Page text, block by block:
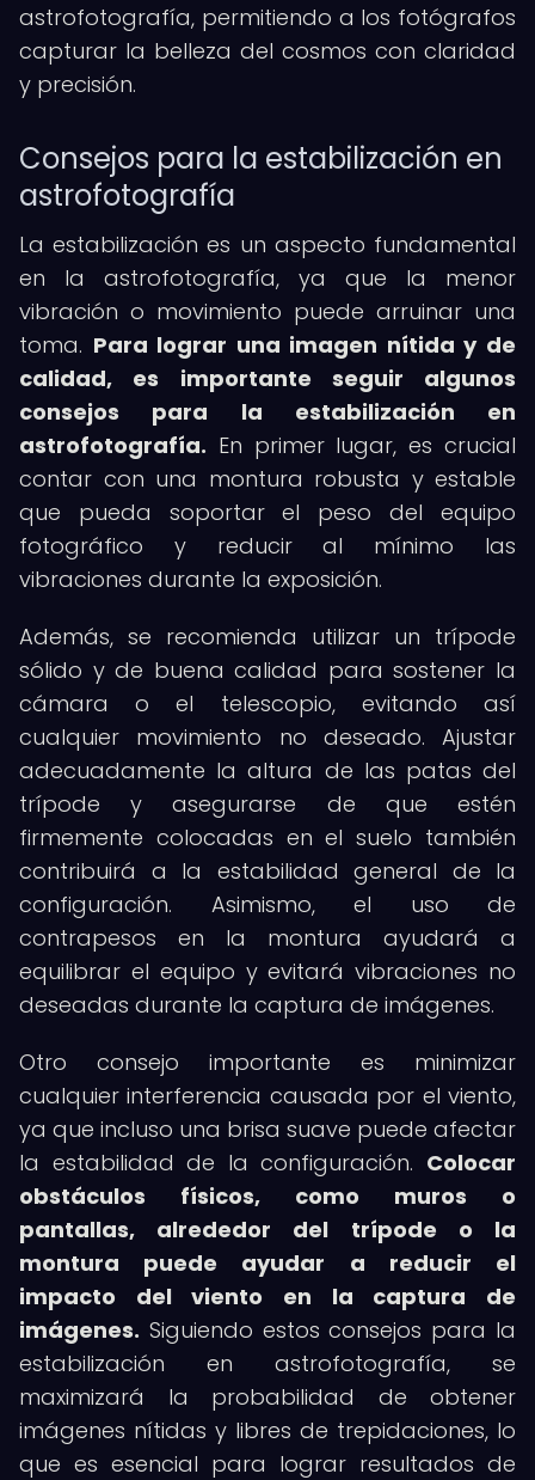
astrofotografía, permitiendo a los fotógrafos
capturar la belleza del cosmos con claridad
y precisión.
Consejos para la estabilización en
astrofotografía
La estabilización es un aspecto fundamental
en la astrofotografía, ya que la menor
vibración o movimiento puede arruinar una
toma. Para lograr una imagen nítida y de
calidad, es importante seguir algunos
consejos para la estabilización en
astrofotografía. En primer lugar, es crucial
contar con una montura robusta y estable
que pueda soportar el peso del equipo
fotográfico y reducir al mínimo las
vibraciones durante la exposición.
Además, se recomienda utilizar un trípode
sólido y de buena calidad para sostener la
cámara o el telescopio, evitando así
cualquier movimiento no deseado. Ajustar
adecuadamente la altura de las patas del
trípode y asegurarse de que estén
firmemente colocadas en el suelo también
contribuirá a la estabilidad general de la
configuración. Asimismo, el uso de
contrapesos en la montura ayudará a
equilibrar el equipo y evitará vibraciones no
deseadas durante la captura de imágenes.
Otro consejo importante es minimizar
cualquier interferencia causada por el viento,
ya que incluso una brisa suave puede afectar
la estabilidad de la configuración. Colocar
obstáculos físicos, como muros o
pantallas, alrededor del trípode o la
montura puede ayudar a reducir el
impacto del viento en la captura de
imágenes. Siguiendo estos consejos para la
estabilización en astrofotografía, se
maximizará la probabilidad de obtener
imágenes nítidas y libres de trepidaciones, lo
que es esencial para lograr resultados de